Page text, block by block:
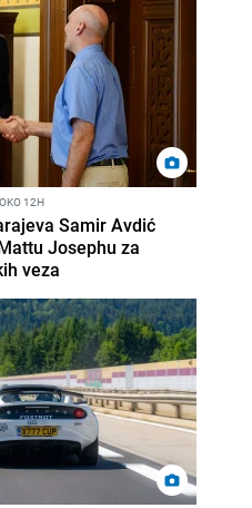
12H
Samir Avdić
Josephu za
veza